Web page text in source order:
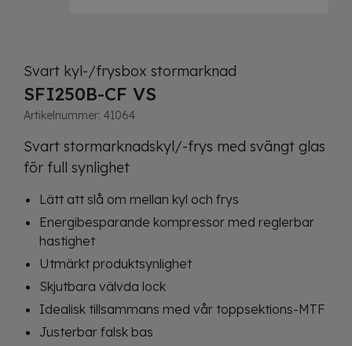
Svart kyl-/frysbox stormarknad
SFI250B-CF VS
Artikelnummer: 41064
Svart stormarknadskyl/-frys med svängt glas
för full synlighet
Lätt att slå om mellan kyl och frys
Energibesparande kompressor med reglerbar
hastighet
Utmärkt produktsynlighet
Skjutbara välvda lock
Idealisk tillsammans med vår toppsektions-MTF
Justerbar falsk bas